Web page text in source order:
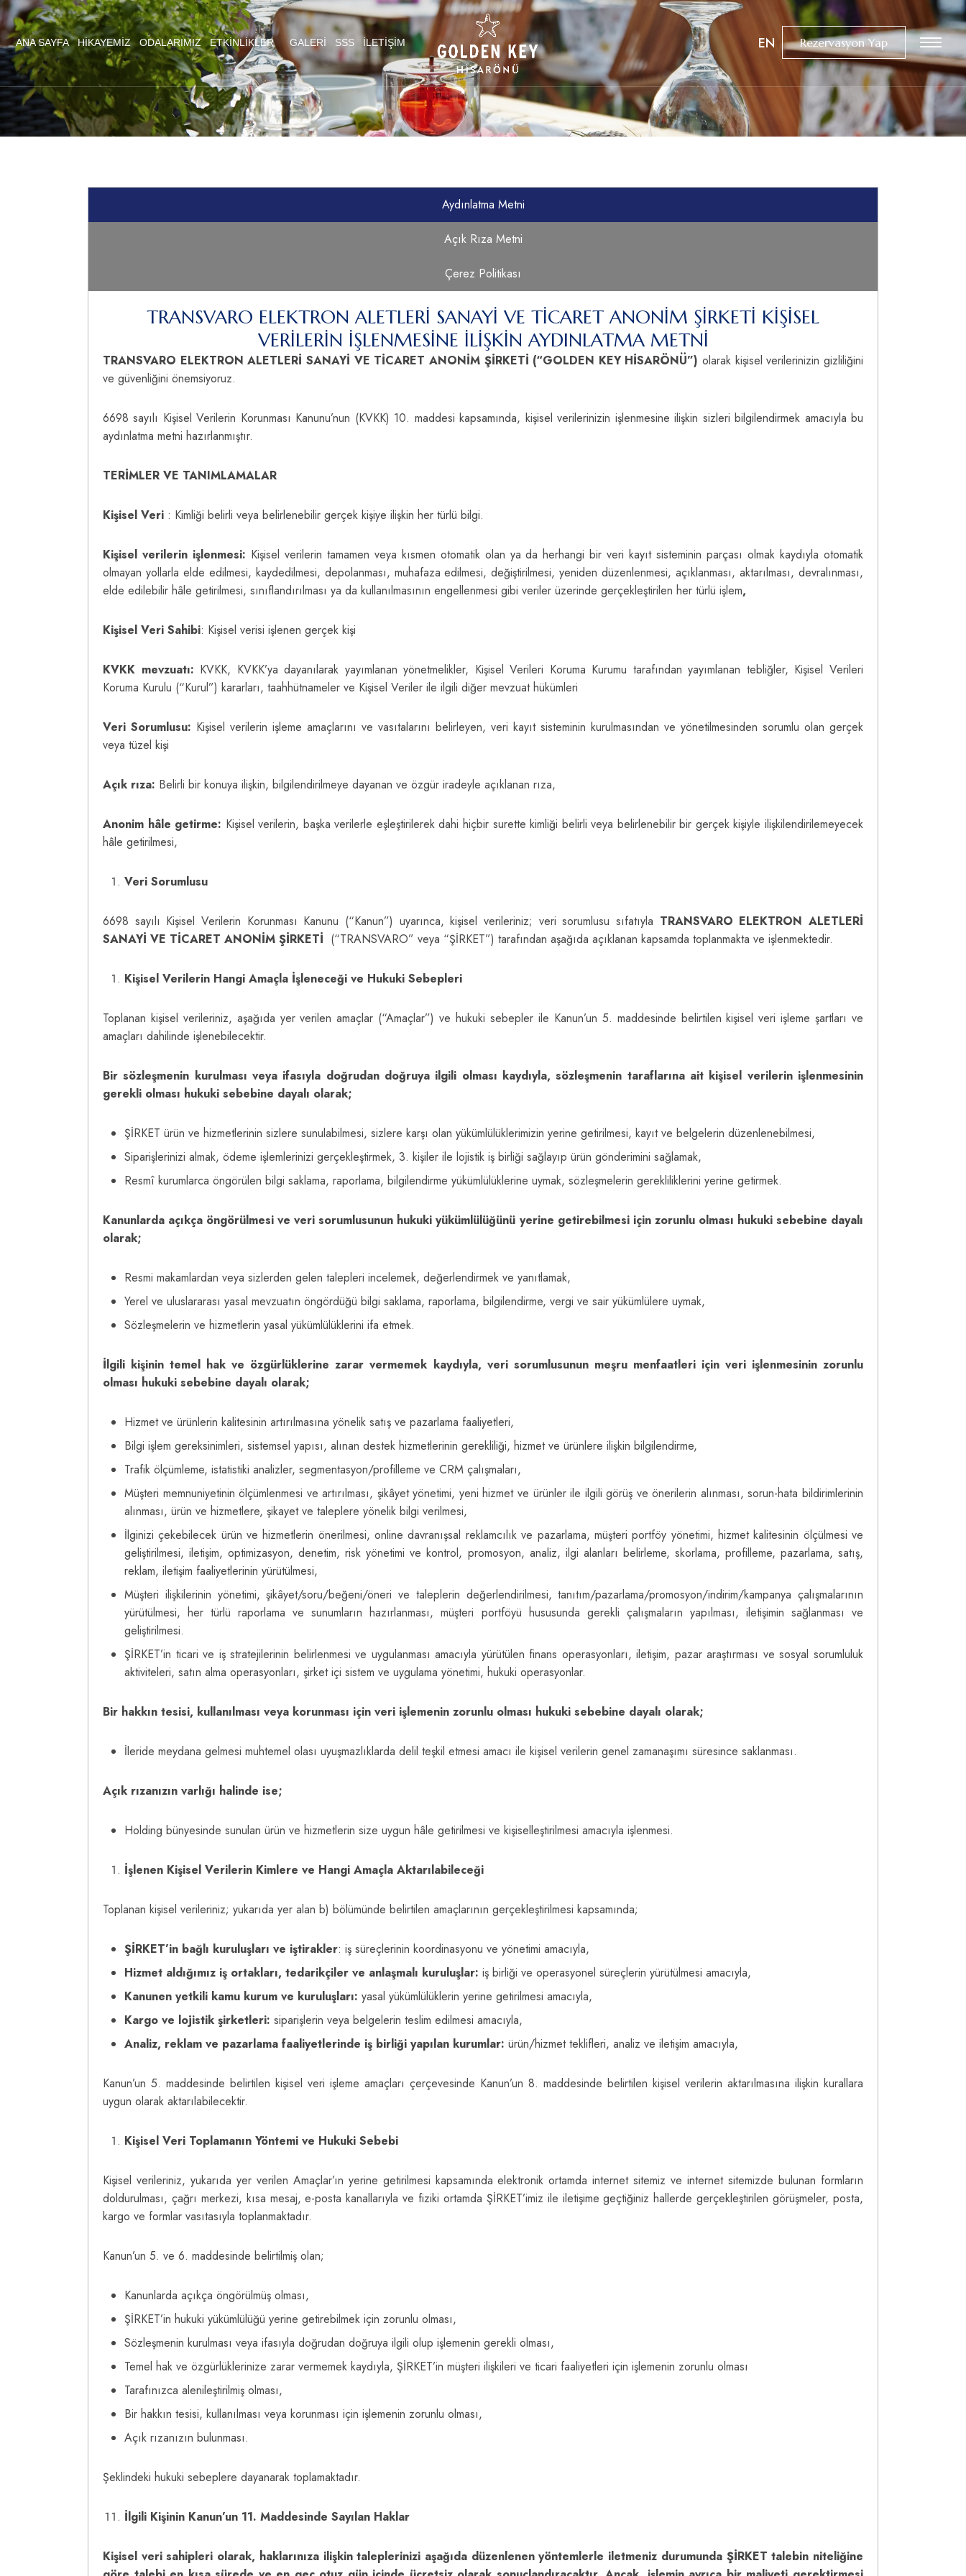
ANA SAYFA HIKAYEMIZ ODALARIMIZ ETKINLIKLER GALERI SSS İLETIŞIM EN Rezervasyon Yap
Aydınlatma Metni
Açık Rıza Metni
Çerez Politikası
TRANSVARO ELEKTRON ALETLERİ SANAYİ VE TİCARET ANONİM ŞİRKETİ KİŞİSEL
VERİLERİN İŞLENMESİNE İLİŞKİN AYDINLATMA METNİ
TRANSVARO ELEKTRON ALETLERİ SANAYİ VE TİCARET ANONİM ŞİRKETİ (“GOLDEN KEY HİSARÖNÜ”)olarak kişisel verilerinizin gizliliğini
ve güvenliğini önemsiyoruz.
6698 sayılı Kişisel Verilerin Korunması Kanunu’nun (KVKK) 10. maddesi kapsamında, kişisel verilerinizin işlenmesine ilişkin sizleri bilgilendirmek amacıyla bu
aydınlatma metni hazırlanmıştır.
TERİMLER VE TANIMLAMALAR
Kişisel Veri : Kimliği belirli veya belirlenebilir gerçek kişiye ilişkin her türlü bilgi.
Kişisel verilerin işlenmesi: Kişisel verilerin tamamen veya kısmen otomatik olan ya da herhangi bir veri kayıt sisteminin parçası olmak kaydıyla otomatik
olmayan yollarla elde edilmesi, kaydedilmesi, depolanması, muhafaza edilmesi, değiştirilmesi, yeniden düzenlenmesi, açıklanması, aktarılması, devralınması,
elde edilebilir hâle getirilmesi, sınıflandırılması ya da kullanılmasının engellenmesi gibi veriler üzerinde gerçekleştirilen her türlü işlem,
Kişisel Veri Sahibi: Kişisel verisi işlenen gerçek kişi
KVKK mevzuatı: KVKK, KVKK’ya dayanılarak yayımlanan yönetmelikler, Kişisel Verileri Koruma Kurumu tarafından yayımlanan tebliğler, Kişisel Verileri
Koruma Kurulu (“Kurul”) kararları, taahhütnameler ve Kişisel Veriler ile ilgili diğer mevzuat hükümleri
Veri Sorumlusu: Kişisel verilerin işleme amaçlarını ve vasıtalarını belirleyen, veri kayıt sisteminin kurulmasından ve yönetilmesinden sorumlu olan gerçek
veya tüzel kişi
Açık rıza: Belirli bir konuya ilişkin, bilgilendirilmeye dayanan ve özgür iradeyle açıklanan rıza,
Anonim hâle getirme: Kişisel verilerin, başka verilerle eşleştirilerek dahi hiçbir surette kimliği belirli veya belirlenebilir bir gerçek kişiyle ilişkilendirilemeyecek
hâle getirilmesi,
Veri Sorumlusu
6698 sayılı Kişisel Verilerin Korunması Kanunu (“Kanun”) uyarınca, kişisel verileriniz; veri sorumlusu sıfatıyla TRANSVARO ELEKTRON ALETLERİ
SANAYİ VE TİCARET ANONİM ŞİRKETİ (“TRANSVARO” veya “ŞİRKET”) tarafından aşağıda açıklanan kapsamda toplanmakta ve işlenmektedir.
Kişisel Verilerin Hangi Amaçla İşleneceği ve Hukuki Sebepleri
Toplanan kişisel verileriniz, aşağıda yer verilen amaçlar (“Amaçlar”) ve hukuki sebepler ile Kanun’un 5. maddesinde belirtilen kişisel veri işleme şartları ve
amaçları dahilinde işlenebilecektir.
Bir sözleşmenin kurulması veya ifasıyla doğrudan doğruya ilgili olması kaydıyla, sözleşmenin taraflarına ait kişisel verilerin işlenmesinin
gerekli olması hukuki sebebine dayalı olarak;
ŞİRKET ürün ve hizmetlerinin sizlere sunulabilmesi, sizlere karşı olan yükümlülüklerimizin yerine getirilmesi, kayıt ve belgelerin düzenlenebilmesi,
Siparişlerinizi almak, ödeme işlemlerinizi gerçekleştirmek, 3. kişiler ile lojistik iş birliği sağlayıp ürün gönderimini sağlamak,
Resmî kurumlarca öngörülen bilgi saklama, raporlama, bilgilendirme yükümlülüklerine uymak, sözleşmelerin gerekliliklerini yerine getirmek.
Kanunlarda açıkça öngörülmesi ve veri sorumlusunun hukuki yükümlülüğünü yerine getirebilmesi için zorunlu olması hukuki sebebine dayalı
olarak;
Resmi makamlardan veya sizlerden gelen talepleri incelemek, değerlendirmek ve yanıtlamak,
Yerel ve uluslararası yasal mevzuatın öngördüğü bilgi saklama, raporlama, bilgilendirme, vergi ve sair yükümlülere uymak,
Sözleşmelerin ve hizmetlerin yasal yükümlülüklerini ifa etmek.
İlgili kişinin temel hak ve özgürlüklerine zarar vermemek kaydıyla, veri sorumlusunun meşru menfaatleri için veri işlenmesinin zorunlu
olması hukuki sebebine dayalı olarak;
Hizmet ve ürünlerin kalitesinin artırılmasına yönelik satış ve pazarlama faaliyetleri,
Bilgi işlem gereksinimleri, sistemsel yapısı, alınan destek hizmetlerinin gerekliliği, hizmet ve ürünlere ilişkin bilgilendirme,
Trafik ölçümleme, istatistiki analizler, segmentasyon/profilleme ve CRM çalışmaları,
Müşteri memnuniyetinin ölçümlenmesi ve artırılması, şikâyet yönetimi, yeni hizmet ve ürünler ile ilgili görüş ve önerilerin alınması, sorun-hata bildirimlerinin
alınması, ürün ve hizmetlere, şikayet ve taleplere yönelik bilgi verilmesi,
İlginizi çekebilecek ürün ve hizmetlerin önerilmesi, online davranışsal reklamcılık ve pazarlama, müşteri portföy yönetimi, hizmet kalitesinin ölçülmesi ve
geliştirilmesi, iletişim, optimizasyon, denetim, risk yönetimi ve kontrol, promosyon, analiz, ilgi alanları belirleme, skorlama, profilleme, pazarlama, satış,
reklam, iletişim faaliyetlerinin yürütülmesi,
Müşteri ilişkilerinin yönetimi, şikâyet/soru/beğeni/öneri ve taleplerin değerlendirilmesi, tanıtım/pazarlama/promosyon/indirim/kampanya çalışmalarının
yürütülmesi, her türlü raporlama ve sunumların hazırlanması, müşteri portföyü hususunda gerekli çalışmaların yapılması, iletişimin sağlanması ve
geliştirilmesi.
ŞİRKET’in ticari ve iş stratejilerinin belirlenmesi ve uygulanması amacıyla yürütülen finans operasyonları, iletişim, pazar araştırması ve sosyal sorumluluk
aktiviteleri, satın alma operasyonları, şirket içi sistem ve uygulama yönetimi, hukuki operasyonlar.
Bir hakkın tesisi, kullanılması veya korunması için veri işlemenin zorunlu olması hukuki sebebine dayalı olarak;
İleride meydana gelmesi muhtemel olası uyuşmazlıklarda delil teşkil etmesi amacı ile kişisel verilerin genel zamanaşımı süresince saklanması.
Açık rızanızın varlığı halinde ise;
Holding bünyesinde sunulan ürün ve hizmetlerin size uygun hâle getirilmesi ve kişiselleştirilmesi amacıyla işlenmesi.
İşlenen Kişisel Verilerin Kimlere ve Hangi Amaçla Aktarılabileceği
Toplanan kişisel verileriniz; yukarıda yer alan b) bölümünde belirtilen amaçlarının gerçekleştirilmesi kapsamında;
ŞİRKET’in bağlı kuruluşları ve iştirakler: iş süreçlerinin koordinasyonu ve yönetimi amacıyla,
Hizmet aldığımız iş ortakları, tedarikçiler ve anlaşmalı kuruluşlar: iş birliği ve operasyonel süreçlerin yürütülmesi amacıyla,
Kanunen yetkili kamu kurum ve kuruluşları: yasal yükümlülüklerin yerine getirilmesi amacıyla,
Kargo ve lojistik şirketleri: siparişlerin veya belgelerin teslim edilmesi amacıyla,
Analiz, reklam ve pazarlama faaliyetlerinde iş birliği yapılan kurumlar: ürün/hizmet teklifleri, analiz ve iletişim amacıyla,
Kanun’un 5. maddesinde belirtilen kişisel veri işleme amaçları çerçevesinde Kanun’un 8. maddesinde belirtilen kişisel verilerin aktarılmasına ilişkin kurallara
uygun olarak aktarılabilecektir.
Kişisel Veri Toplamanın Yöntemi ve Hukuki Sebebi
Kişisel verileriniz, yukarıda yer verilen Amaçlar’ın yerine getirilmesi kapsamında elektronik ortamda internet sitemiz ve internet sitemizde bulunan formların
doldurulması, çağrı merkezi, kısa mesaj, e-posta kanallarıyla ve fiziki ortamda ŞİRKET’imiz ile iletişime geçtiğiniz hallerde gerçekleştirilen görüşmeler, posta,
kargo ve formlar vasıtasıyla toplanmaktadır.
Kanun’un 5. ve 6. maddesinde belirtilmiş olan;
Kanunlarda açıkça öngörülmüş olması,
ŞİRKET’in hukuki yükümlülüğü yerine getirebilmek için zorunlu olması,
Sözleşmenin kurulması veya ifasıyla doğrudan doğruya ilgili olup işlemenin gerekli olması,
Temel hak ve özgürlüklerinize zarar vermemek kaydıyla, ŞİRKET’in müşteri ilişkileri ve ticari faaliyetleri için işlemenin zorunlu olması
Tarafınızca alenileştirilmiş olması,
Bir hakkın tesisi, kullanılması veya korunması için işlemenin zorunlu olması,
Açık rızanızın bulunması.
Şeklindeki hukuki sebeplere dayanarak toplamaktadır.
İlgili Kişinin Kanun’un 11. Maddesinde Sayılan Haklar
Kişisel veri sahipleri olarak, haklarınıza ilişkin taleplerinizi aşağıda düzenlenen yöntemlerle iletmeniz durumunda ŞİRKET talebin niteliğine